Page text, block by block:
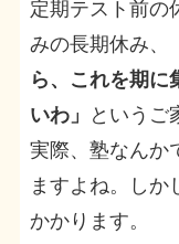
定期テスト前の
みの長期休み、
ら、これを期に
いわ」
というご
実際、塾なんか
ますよね。しか
かかります。